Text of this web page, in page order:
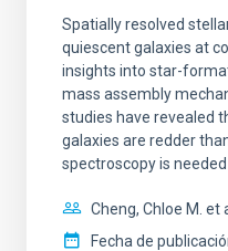
Spatially resolved
quiescent galaxies at
insights into star-
mass assembly
studies have revealed
galaxies are redder
spectroscopy is
Cheng, Chloe M. et
Fecha de